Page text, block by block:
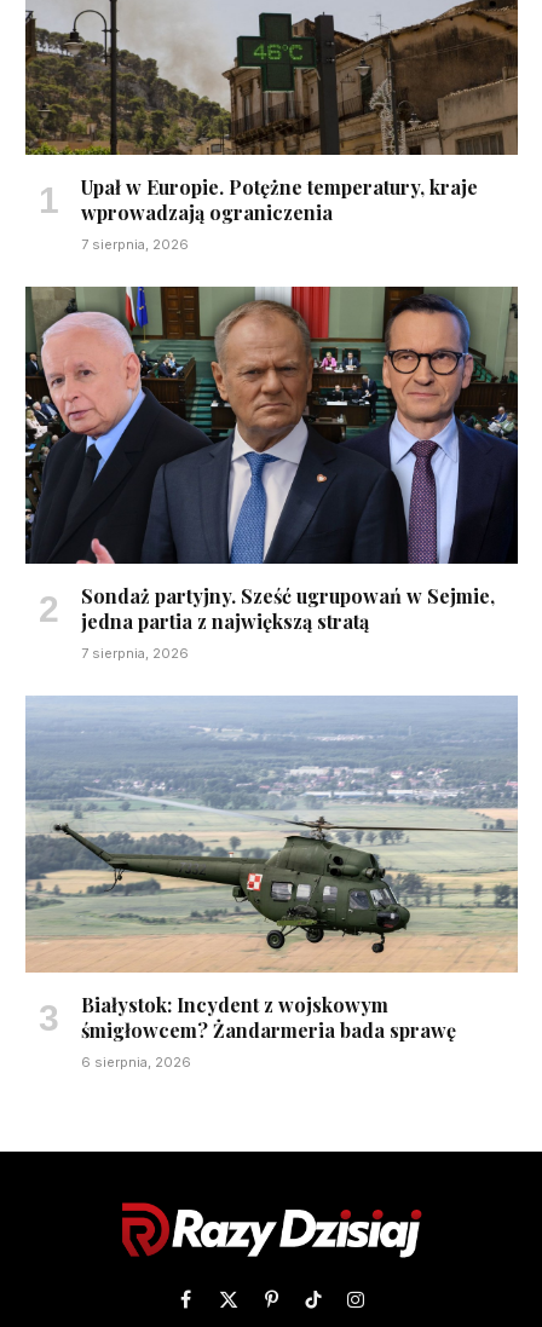
Upał w Europie. Potężne temperatury, kraje
wprowadzają ograniczenia
7 sierpnia, 2026
Sondaż partyjny. Sześć ugrupowań w Sejmie,
jedna partia z największą stratą
7 sierpnia, 2026
Białystok: Incydent z wojskowym
śmigłowcem? Żandarmeria bada sprawę
6 sierpnia, 2026
Facebook
X
PinterestTikTokInstagram